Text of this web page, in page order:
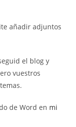
añadir adjuntos
el blog y
vuestros
de Word en mi